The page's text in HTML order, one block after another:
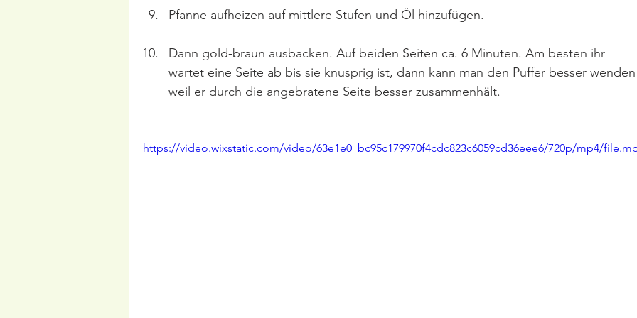
Pfanne aufheizen auf mittlere Stufen und Öl hinzufügen.
Dann gold-braun ausbacken. Auf beiden Seiten ca. 6 Minuten. Am besten ihr
wartet eine Seite ab bis sie knusprig ist, dann kann man den Puffer besser
weil er durch die angebratene Seite besser zusammenhält.
https://video.wixstatic.com/video/63e1e0_bc95c179970f4cdc823c6059cd36eee6/720p/mp4/